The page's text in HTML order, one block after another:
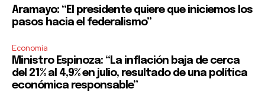
Aramayo: “El presidente quiere que iniciemos los
pasos hacia el federalismo”
Economía
Ministro Espinoza: “La inflación baja de cerca
del 21% al 4,9% en julio, resultado de una política
económica responsable”